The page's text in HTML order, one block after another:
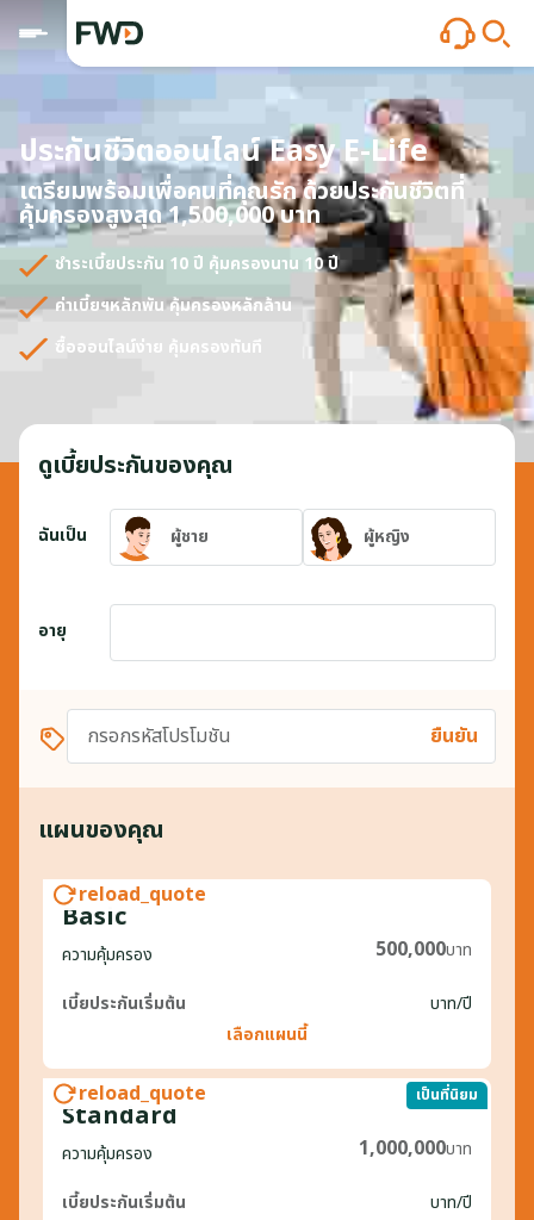
ประกันชีวิตออนไลน์ Easy E-Life
เตรียมพร้อมเพื่อคนที่คุณรัก ด้วยประกันชีวิตที่
คุ้มครองสูงสุด 1,500,000 บาท
ชำระเบี้ยประกัน 10 ปี คุ้มครองนาน 10 ปี
ค่าเบี้ยฯหลักพัน คุ้มครองหลักล้าน
ซื้อออนไลน์ง่าย คุ้มครองทันที
ดูเบี้ยประกันของคุณ
ฉันเป็น ผู้ชาย ผู้หญิง
อายุ
ยืนยัน
แผนของคุณ
reload_quote
Basic
ความคุ้มครอง บาท
500,000
เบี้ยประกันเริ่มต้น บาท/ปี
เลือกแผนนี้
reload_quote เป็นที่นิยม
Standard
ความคุ้มครอง บาท
1,000,000
เบี้ยประกันเริ่มต้น บาท/ปี